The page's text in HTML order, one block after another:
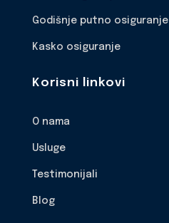
Godišnje putno osiguranje
Kasko osiguranje
Korisni linkovi
O nama
Usluge
Testimonijali
Blog